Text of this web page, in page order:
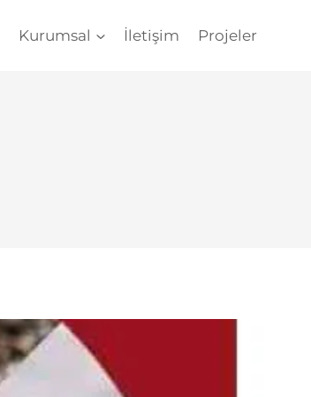
Kurumsal İletişim Projeler